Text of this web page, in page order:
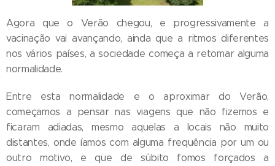
Agora que o Verão chegou, e progressivamente a
vacinação vai avançando, ainda que a ritmos diferentes
nos vários países, a sociedade começa a retomar alguma
normalidade.
Entre esta normalidade e o aproximar do Verão,
começamos a pensar nas viagens que não fizemos e
ficaram adiadas, mesmo aquelas a locais não muito
distantes, onde íamos com alguma frequência por um ou
outro motivo, e que de súbito fomos forçados a